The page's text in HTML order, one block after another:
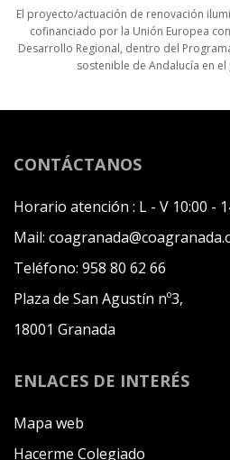
El proyecto/actuación de renovación
cofinanciado por la Unión Europea
Desarrollo Regional, dentro del
sostenible de Andalucía en
CONTÁCTANOS
Horario atención : L - V 10:00 -
Mail:
Teléfono: 958 80 62 66
Plaza de San Agustín nº3,
18001 Granada
ENLACES DE INTERÉS
Mapa web
Hacerme Colegiado